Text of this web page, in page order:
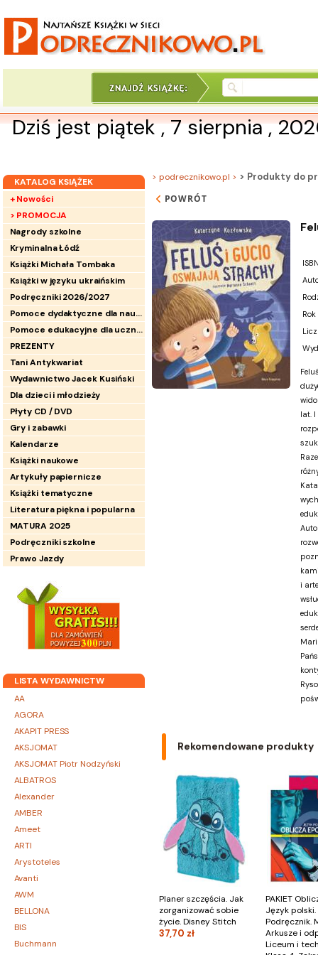
Dziś jest piątek , 7 sierpnia ,
KATALOG KSIĄŻEK
+ Nowości
> PROMOCJA
Nagrody szkolne
Kryminalna Łódź
Książki Michała Tombaka
Książki w języku ukraińskim
Podręczniki 2026/2027
Pomoce dydaktyczne dla nauczycieli
Pomoce edukacyjne dla uczniów
PREZENTY
Tani Antykwariat
Wydawnictwo Jacek Kusiński
Dla dzieci i młodzieży
Płyty CD / DVD
Gry i zabawki
Kalendarze
Książki naukowe
Artykuły papiernicze
Książki tematyczne
Literatura piękna i popularna
MATURA 2025
Podręczniki szkolne
Prawo Jazdy
LISTA WYDAWNICTW
AA
AGORA
AKAPIT PRESS
AKSJOMAT
AKSJOMAT Piotr Nodzyński
ALBATROS
Alexander
AMBER
Ameet
ARTI
Arystoteles
Avanti
AWM
BELLONA
BIS
Buchmann
> podrecznikowo.pl > > Produkty do
POWRÓT
lat. I
i
Rekomendowane produkty
Planer szczęścia. Jak
zorganizować sobie
życie. Disney Stitch
37,70 zł
PAKIET
Język polski.
Podręcznik.
Arkusze i
Liceum i